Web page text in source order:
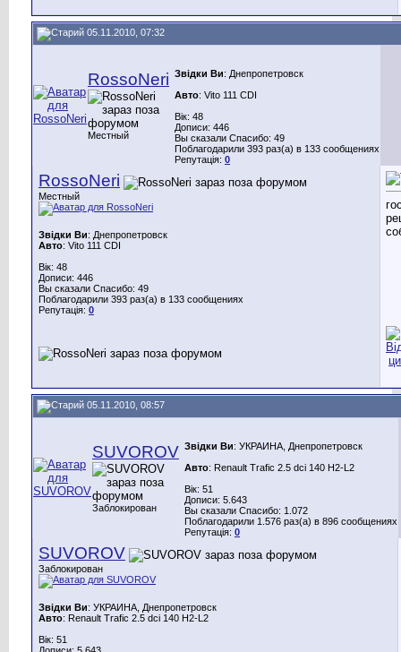
05.11.2010, 07:32
RossoNeri
Местный
Звідки Ви: Днепропетровск
Авто: Vito 111 CDI
Вік: 48
Дописи: 446
Вы сказали Спасибо: 49
Поблагодарили 393 раз(а) в 133 сообщениях
Репутація: 0
RossoNeri
Местный
Звідки Ви: Днепропетровск
Авто: Vito 111 CDI
Вік: 48
Дописи: 446
Вы сказали Спасибо: 49
Поблагодарили 393 раз(а) в 133 сообщениях
Репутація: 0
05.11.2010, 08:57
SUVOROV
Заблокирован
Звідки Ви: УКРАИНА, Днепропетровск
Авто: Renault Trafic 2.5 dci 140 H2-L2
Вік: 51
Дописи: 5.643
Вы сказали Спасибо: 1.072
Поблагодарили 1.576 раз(а) в 896 сообщениях
Репутація: 0
SUVOROV
Заблокирован
Звідки Ви: УКРАИНА, Днепропетровск
Авто: Renault Trafic 2.5 dci 140 H2-L2
Вік: 51
Дописи: 5.643